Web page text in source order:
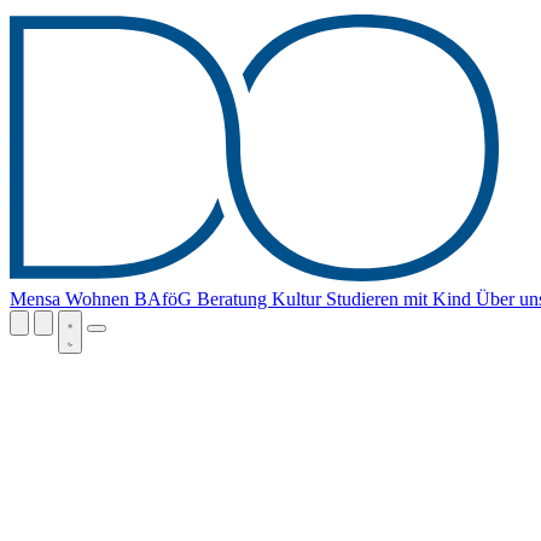
Mensa Wohnen BAföG Beratung Kultur Studieren mit Kind Über